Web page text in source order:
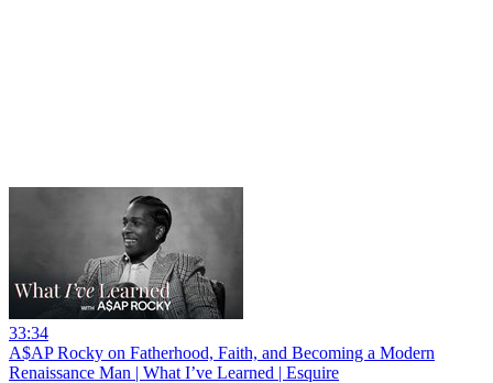
33:34
A$AP Rocky on Fatherhood, Faith, and Becoming a Modern
Renaissance Man | What I’ve Learned | Esquire